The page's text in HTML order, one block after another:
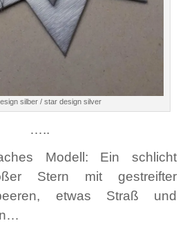
silber / star design silver
…..
Modell: Ein schlicht
Stern mit gestreifter
etwas Straß und